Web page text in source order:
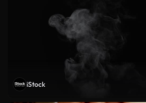
iStock